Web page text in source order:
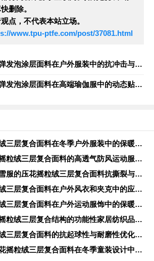
删除。
点，不代表本站立场。
www.tpu-ptfe.com/post/37081.html
上一篇：英杰：高弹发泡涂层面料在户外服装中的抗冲击与形变恢复特性评估
下一篇：英杰：高弹发泡涂层面料在高端瑜伽服中的动态贴合与回弹性能分析
英杰：压花摇粒绒三层复合面料在冬季户外服装中的保暖性能优化研究
英杰：基于压花摇粒绒三层复合面料的高透气防风运动服饰开发
英杰：应用于滑雪服的压花摇粒绒三层复合面料抗撕裂与耐磨性提升技术
英杰：压花摇粒绒三层复合面料在户外风衣和夹克中的应用与性能
英杰：压花摇粒绒三层复合面料在户外运动服饰中的保暖与透气性能研究
英杰：基于压花摇粒绒三层复合结构的功能性家居纺织品开发与应用
英杰：压花摇粒绒三层复合面料的抗起球性与耐磨性优化技术分析
英杰：高弹性压花摇粒绒三层复合面料在冬季童装设计中的应用实践